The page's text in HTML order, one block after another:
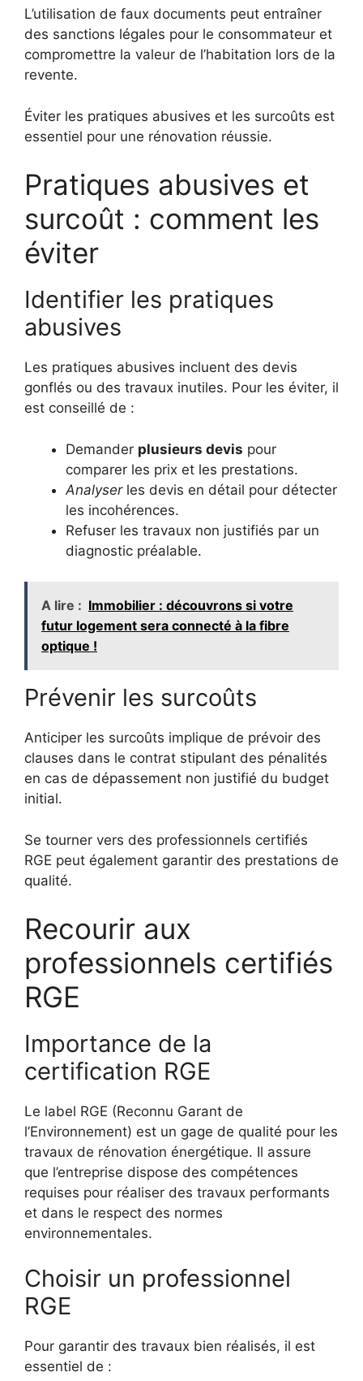
L’utilisation de faux documents peut entraîner
des sanctions légales pour le consommateur et
compromettre la valeur de l’habitation lors de la
revente.
Éviter les pratiques abusives et les surcoûts est
essentiel pour une rénovation réussie.
Pratiques abusives et
surcoût : comment les
éviter
Identifier les pratiques
abusives
Les pratiques abusives incluent des devis
gonflés ou des travaux inutiles. Pour les éviter, il
est conseillé de :
Demander plusieurs devis pour
comparer les prix et les prestations.
Analyserles devis en détail pour détecter
les incohérences.
Refuser les travaux non justifiés par un
diagnostic préalable.
A lire : Immobilier : découvrons si votre
futur logement sera connecté à la fibre
optique !
Prévenir les surcoûts
Anticiper les surcoûts implique de prévoir des
clauses dans le contrat stipulant des pénalités
en cas de dépassement non justifié du budget
initial.
Se tourner vers des professionnels certifiés
RGE peut également garantir des prestations de
qualité.
Recourir aux
professionnels certifiés
RGE
Importance de la
certification RGE
Le label RGE (Reconnu Garant de
l’Environnement) est un gage de qualité pour les
travaux de rénovation énergétique. Il assure
que l’entreprise dispose des compétences
requises pour réaliser des travaux performants
et dans le respect des normes
environnementales.
Choisir un professionnel
RGE
Pour garantir des travaux bien réalisés, il est
essentiel de :